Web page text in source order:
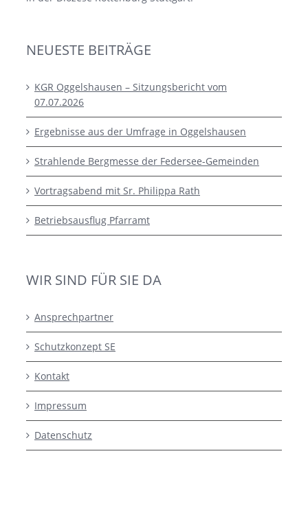
NEUESTE BEITRÄGE
KGR Oggelshausen – Sitzungsbericht vom
07.07.2026
Ergebnisse aus der Umfrage in Oggelshausen
Strahlende Bergmesse der Federsee-Gemeinden
Vortragsabend mit Sr. Philippa Rath
Betriebsausflug Pfarramt
WIR SIND FÜR SIE DA
Ansprechpartner
Schutzkonzept SE
Kontakt
Impressum
Datenschutz